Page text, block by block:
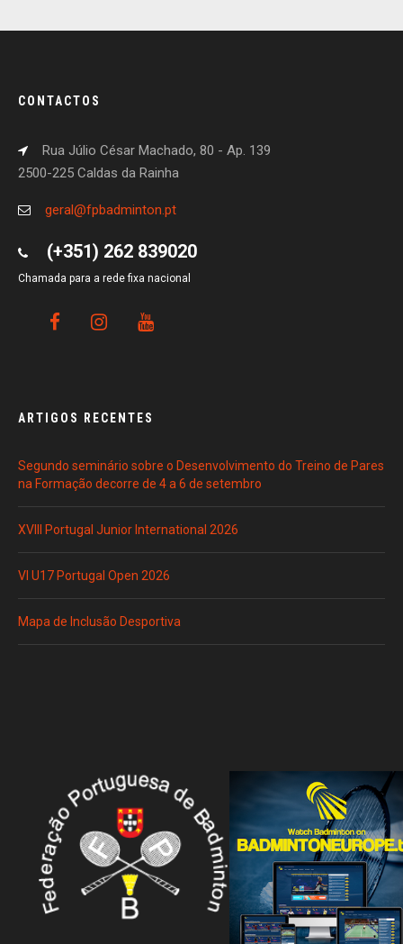
CONTACTOS
Rua Júlio César Machado, 80 - Ap. 139
2500-225 Caldas da Rainha
geral@fpbadminton.pt
(+351) 262 839020
Chamada para a rede fixa nacional
ARTIGOS RECENTES
Segundo seminário sobre o Desenvolvimento do Treino de Pares
na Formação decorre de 4 a 6 de setembro
XVIII Portugal Junior International 2026
VI U17 Portugal Open 2026
Mapa de Inclusão Desportiva